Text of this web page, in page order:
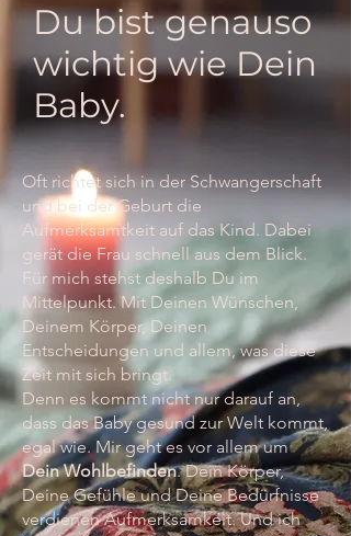
Du bist genauso
wichtig wie Dein
Baby.
Oft richtet sich in der Schwangerschaft
und bei der Geburt die
Aufmerksamtkeit auf das Kind. Dabei
gerät die Frau schnell aus dem Blick.
Für mich stehst deshalb Du im
Mittelpunkt. Mit Deinen Wünschen,
Deinem Körper, Deinen
Entscheidungen und allem, was diese
Zeit mit sich bringt.
Denn es kommt nicht nur darauf an,
dass das Baby gesund zur Welt kommt,
egal wie. Mir geht es vor allem um
Dein Wohlbefinden. Dein Körper,
Deine Gefühle und Deine Bedürfnisse
verdienen Aufmerksamkeit. Und ich